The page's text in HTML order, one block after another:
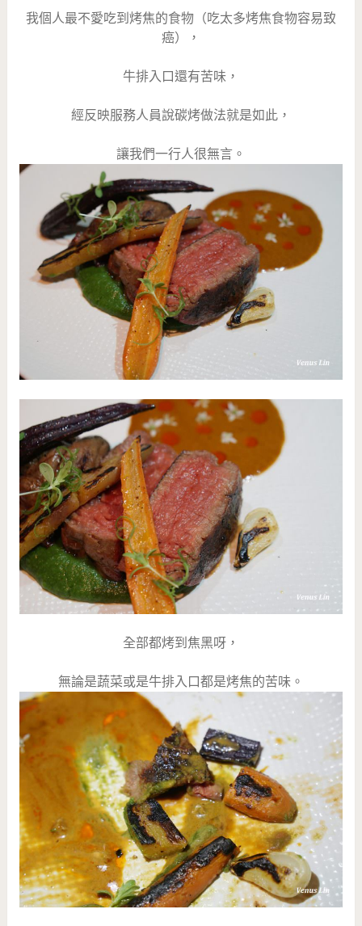
我個人最不愛吃到烤焦的食物（吃太多烤焦食物容易致
癌），
牛排入口還有苦味，
經反映服務人員說碳烤做法就是如此，
讓我們一行人很無言。
全部都烤到焦黑呀，
無論是蔬菜或是牛排入口都是烤焦的苦味。